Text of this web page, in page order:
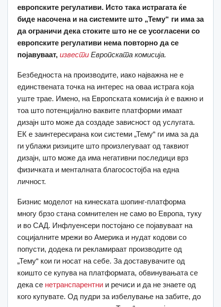
европските регулативи. Исто така истрагата ќе
биде насочена и на системите што „Тему“ ги има за
да ограничи дека стоките што не се усогласени со
европските регулативи нема повторно да се
појавуваат, извести Европската комисија.
Безбедноста на производите, иако најважна не е
единствената точка на интерес на оваа истрага која
уште трае. Имено, на Европската комисија ѝ е важно и
тоа што потенцијално ваквите платформи имаат
дизајн што може да создаде зависност од услугата.
ЕК е заинтересирана кои системи „Тему“ ги има за да
ги ублажи ризиците што произлегуваат од таквиот
дизајн, што може да има негативни последици врз
физичката и менталната благосостојба на една
личност.
Бизнис моделот на кинеската шопинг-платформа
многу брзо стана сомнителен не само во Европа, туку
и во САД. Инфлуенсери постојано се појавуваат на
социјалните мрежи во Америка и нудат кодови со
попусти, додека ги рекламираат производите од
„Тему“ кои ги носат на себе. За доставувачите од
коишто се купува на платформата, обвинувањата се
дека се нетранспарентни и речиси и да не знаете од
кого купувате. Од пудри за избелување на забите, до